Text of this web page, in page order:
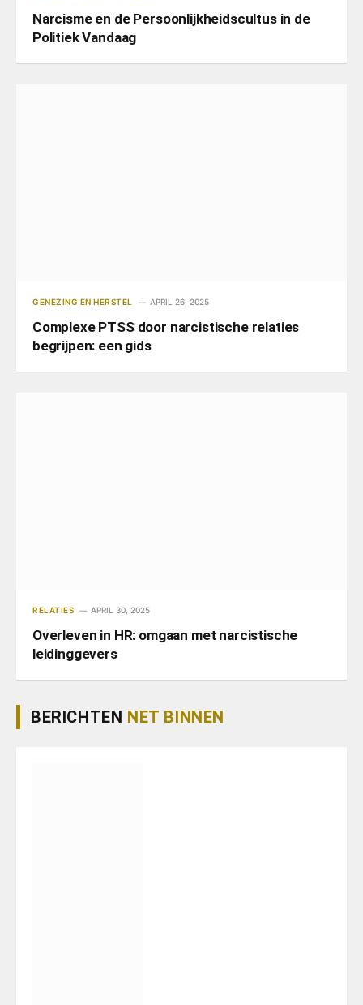
Narcisme en de Persoonlijkheidscultus in de
Politiek Vandaag
GENEZING EN HERSTEL APRIL 26, 2025
Complexe PTSS door narcistische relaties
begrijpen: een gids
RELATIES APRIL 30, 2025
Overleven in HR: omgaan met narcistische
leidinggevers
BERICHTEN NET BINNEN